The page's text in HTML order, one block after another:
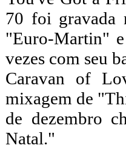
70 foi gravada
"Euro-Martin"
vezes com seu
Caravan of
mixagem de
de dezembro
Natal."